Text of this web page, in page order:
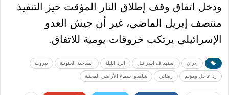
ودخل اتفاق وقف إطلاق النار المؤقت حيز التنفيذ
منتصف إبريل الماضي، غير أن جيش العدو
الإسرائيلي يرتكب خروقات يومية للاتفاق.
إيران استهداف اسرائيل الرد الليلة الضاحية الجنوبية بيروت
رد عاجل ومؤلم رضائي شاهدوا سماء الأراضي المحتلة